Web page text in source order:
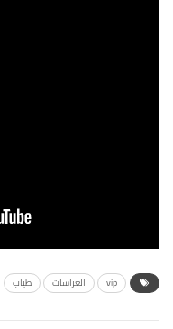
vip العراسات طياب